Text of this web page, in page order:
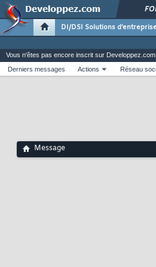
DI/DSI Solutions
Vous n'êtes pas encore inscrit sur
Derniers messages
Actions Réseau
Message